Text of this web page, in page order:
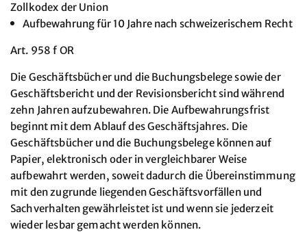
Zollkodex der Union
Aufbewahrung für 10 Jahre nach schweizerischem Recht
Art. 958 f OR
Die Geschäftsbücher und die Buchungsbelege sowie der
Geschäftsbericht und der Revisionsbericht sind während
zehn Jahren aufzubewahren. Die Aufbewahrungsfrist
beginnt mit dem Ablauf des Geschäftsjahres. Die
Geschäftsbücher und die Buchungsbelege können auf
Papier, elektronisch oder in vergleichbarer Weise
aufbewahrt werden, soweit dadurch die Übereinstimmung
mit den zugrunde liegenden Geschäftsvorfällen und
Sachverhalten gewährleistet ist und wenn sie jederzeit
wieder lesbar gemacht werden können.